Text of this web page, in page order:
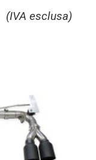
(IVA esclusa)